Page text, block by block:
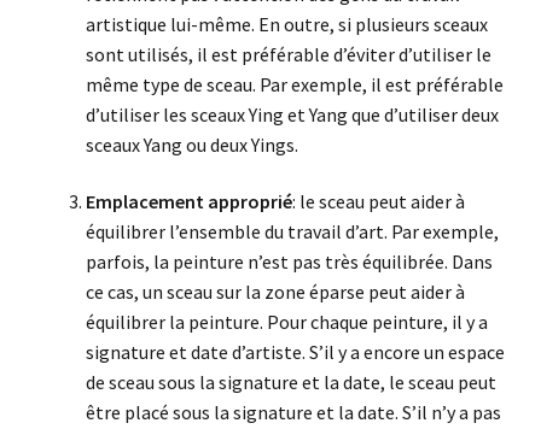
artistique lui-même. En outre, si plusieurs sceaux
sont utilisés, il est préférable d’éviter d’utiliser le
même type de sceau. Par exemple, il est préférable
d’utiliser les sceaux Ying et Yang que d’utiliser deux
sceaux Yang ou deux Yings.
Emplacement approprié: le sceau peut aider à
équilibrer l’ensemble du travail d’art. Par exemple,
parfois, la peinture n’est pas très équilibrée. Dans
ce cas, un sceau sur la zone éparse peut aider à
équilibrer la peinture. Pour chaque peinture, il y a
signature et date d’artiste. S’il y a encore un espace
de sceau sous la signature et la date, le sceau peut
être placé sous la signature et la date. S’il n’y a pas